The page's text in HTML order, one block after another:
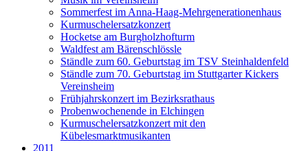
Sommerfest im Anna-Haag-Mehrgenerationenhaus
Kurmuschelersatzkonzert
Hocketse am Burgholzhofturm
Waldfest am Bärenschlössle
Ständle zum 60. Geburtstag im TSV Steinhaldenfeld
Ständle zum 70. Geburtstag im Stuttgarter Kickers
Vereinsheim
Frühjahrskonzert im Bezirksrathaus
Probenwochenende in Elchingen
Kurmuschelersatzkonzert mit den
Kübelesmarktmusikanten
2011